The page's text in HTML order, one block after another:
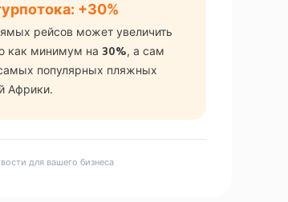
+30%
рейсов может увеличить
как минимум на 30%, а сам
популярных пляжных
Африки.
для вашего бизнеса